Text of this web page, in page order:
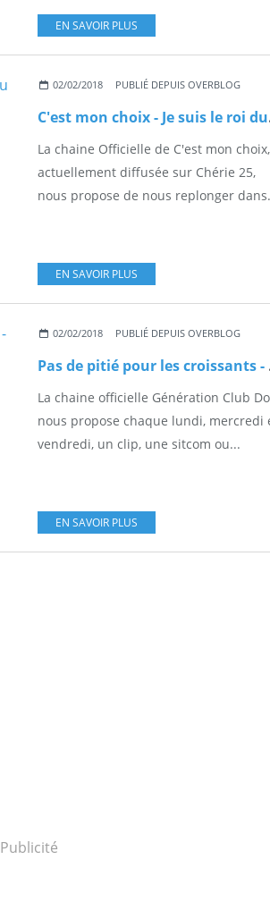
EN SAVOIR PLUS
02/02/2018 PUBLIÉ DEPUIS OVERBLOG
La chaine Officielle de C'est mon choix,
actuellement diffusée sur Chérie 25,
nous propose de nous replonger
EN SAVOIR PLUS
02/02/2018 PUBLIÉ DEPUIS OVERBLOG
Pas
La chaine officielle Génération Club
nous propose chaque lundi, mercredi
vendredi, un clip, une sitcom ou...
EN SAVOIR PLUS
Publicité